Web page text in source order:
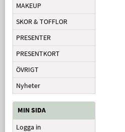
MAKEUP
SKOR & TOFFLOR
PRESENTER
PRESENTKORT
ÖVRIGT
Nyheter
MIN SIDA
Logga in